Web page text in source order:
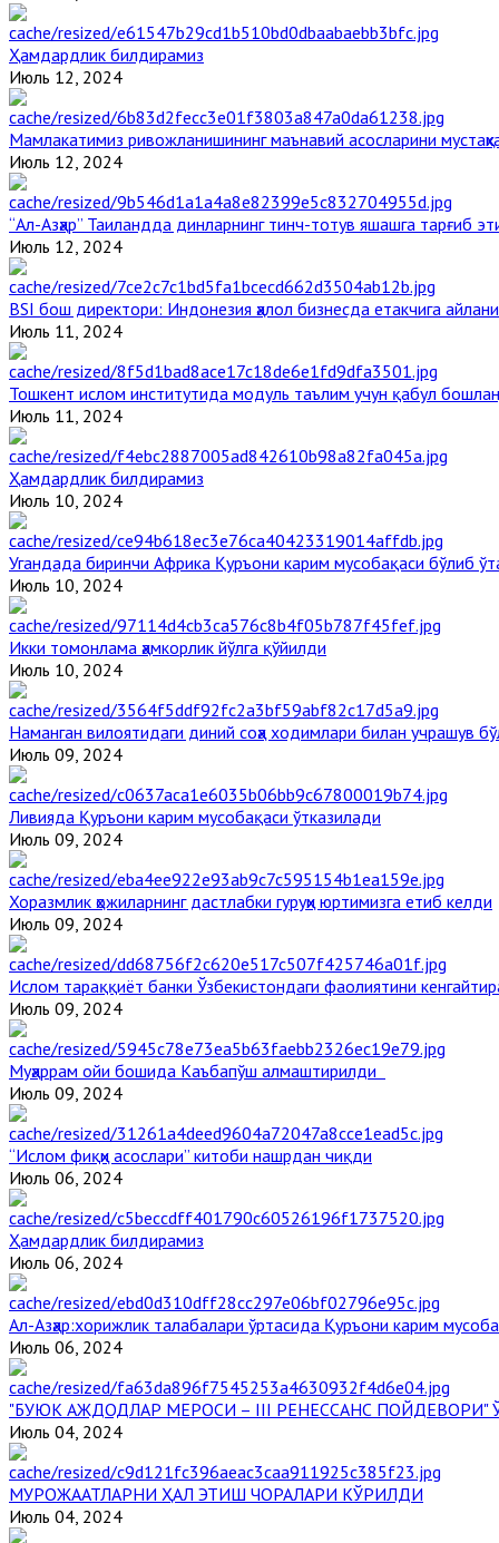
Ҳамдардлик билдирамиз
Июль 12, 2024
Мамлакатимиз ривожланишининг маънавий асосларини
Июль 12, 2024
“Ал-Азҳар” Таиландда динларнинг тинч-тотув яшашга тарғиб
Июль 12, 2024
BSI бош директори: Индонезия ҳалол бизнесда етакчига
Июль 11, 2024
Тошкент ислом институтида модуль таълим учун қабул
Июль 11, 2024
Ҳамдардлик билдирамиз
Июль 10, 2024
Угандада биринчи Aфрика Қуръони карим мусобақаси бўлиб
Июль 10, 2024
Икки томонлама ҳамкорлик йўлга қўйилди
Июль 10, 2024
Наманган вилоятидаги диний соҳа ходимлари билан учрашув
Июль 09, 2024
Ливияда Қуръони карим мусобақаси ўтказилади
Июль 09, 2024
Хоразмлик ҳожиларнинг дастлабки гуруҳи юртимизга етиб келди
Июль 09, 2024
Ислом тараққиёт банки Ўзбекистондаги фаолиятини
Июль 09, 2024
Муҳаррам ойи бошида Каъбапўш алмаштирилди
Июль 09, 2024
“Ислом фиқҳи асослари” китоби нашрдан чиқди
Июль 06, 2024
Ҳамдардлик билдирамиз
Июль 06, 2024
Aл-Aзҳар:хорижлик талабалари ўртасида Қуръони карим
Июль 06, 2024
"БУЮК АЖДОДЛАР МЕРОСИ – III РЕНЕССАНС
Июль 04, 2024
МУРОЖААТЛАРНИ ҲАЛ ЭТИШ ЧОРАЛАРИ КЎРИЛДИ
Июль 04, 2024